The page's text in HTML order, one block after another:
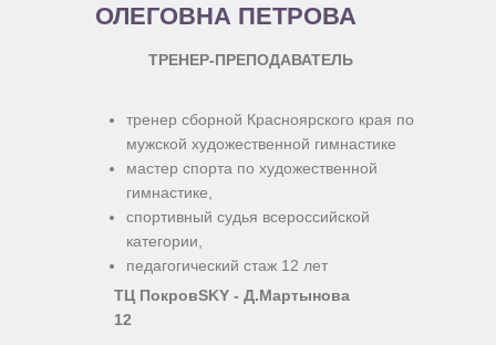
ОЛЕГОВНА ПЕТРОВА
ТЦ ПокровSKY - Д.Мартынова
12
ТРЕНЕР-ПРЕПОДАВАТЕЛЬ
тренер сборной Красноярского края по
мужской художественной гимнастике
мастер спорта по художественной
гимнастике,
спортивный судья всероссийской
категории,
педагогический стаж 12 лет